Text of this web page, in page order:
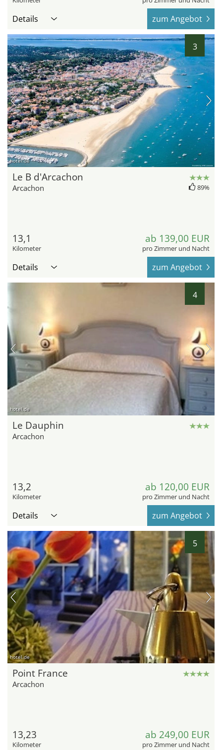
Details zum Angebot
3
hotel.de
Le B d'Arcachon
Arcachon 89%
13,1
Kilometer
ab 139,00 EUR
pro Zimmer und Nacht
Details zum Angebot
4
hotel.de
Le Dauphin
Arcachon
13,2
Kilometer
ab 120,00 EUR
pro Zimmer und Nacht
Details zum Angebot
5
hotel.de
Point France
Arcachon
13,23
Kilometer
ab 249,00 EUR
pro Zimmer und Nacht